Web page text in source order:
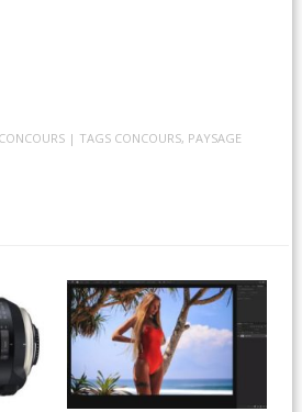
CONCOURS | TAGS CONCOURS, PAYSAGE